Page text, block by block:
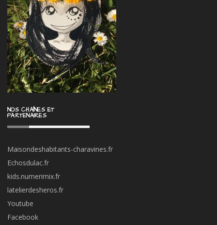
NOS CHAÎNES ET
PARTENAIRES
Maisondeshabitants-charavines.fr
Echosdulac.fr
kids.numerimix.fr
latelierdesheros.fr
Youtube
Facebook